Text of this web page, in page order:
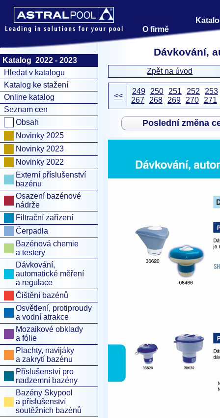
O firmě
Katalog 2022 - 2023
Hledat v katalogu
Katalog ke stažení
Online katalog
Seznam cen
Obsah
Novinky 2025
Novinky 2023
Novinky 2022
Externí příslušenství
bazénu
Osazení bazénové
nádrže
Filtrační zařízení
Čerpadla
Bazénová chemie
a testery
Dávkování,
automatické měření
a regulace
Čištění bazénů
Osvětlení, protiproudy
a vodní atrakce
Mozaikové obklady
a fólie
Plachty, navijáky
a zakrytí bazénu
Příslušenství pro
nadzemní bazény
Bazény Skypool
a příslušenství
soutěžních bazénů
Dávkování,
Zpět na úvod
<<
249 250 251 252
253
267
268 269 270 271
Poslední změna